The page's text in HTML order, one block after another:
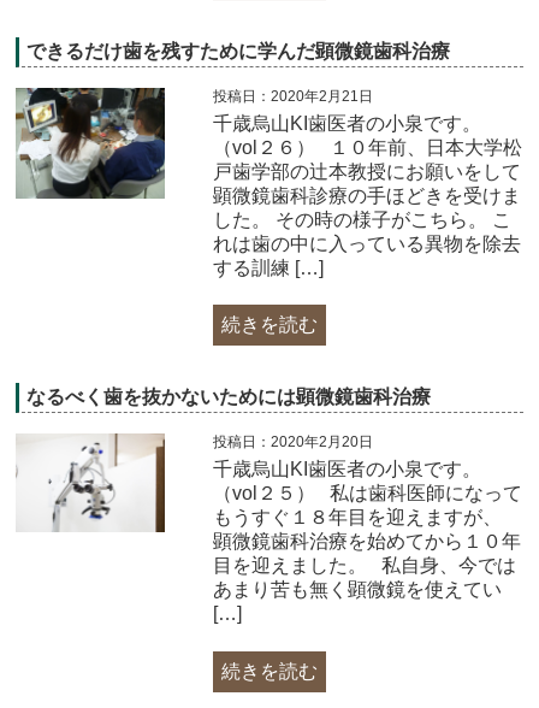
できるだけ歯を残すために学んだ顕微鏡歯科治療
投稿日：2020年2月21日
千歳烏山KI歯医者の小泉です。
（vol２６） １０年前、日本大学松
戸歯学部の辻本教授にお願いをして
顕微鏡歯科診療の手ほどきを受けま
した。 その時の様子がこちら。 こ
れは歯の中に入っている異物を除去
する訓練 […]
続きを読む
なるべく歯を抜かないためには顕微鏡歯科治療
投稿日：2020年2月20日
千歳烏山KI歯医者の小泉です。
（vol２５） 私は歯科医師になって
もうすぐ１８年目を迎えますが、
顕微鏡歯科治療を始めてから１０年
目を迎えました。 私自身、今では
あまり苦も無く顕微鏡を使えてい
[…]
続きを読む